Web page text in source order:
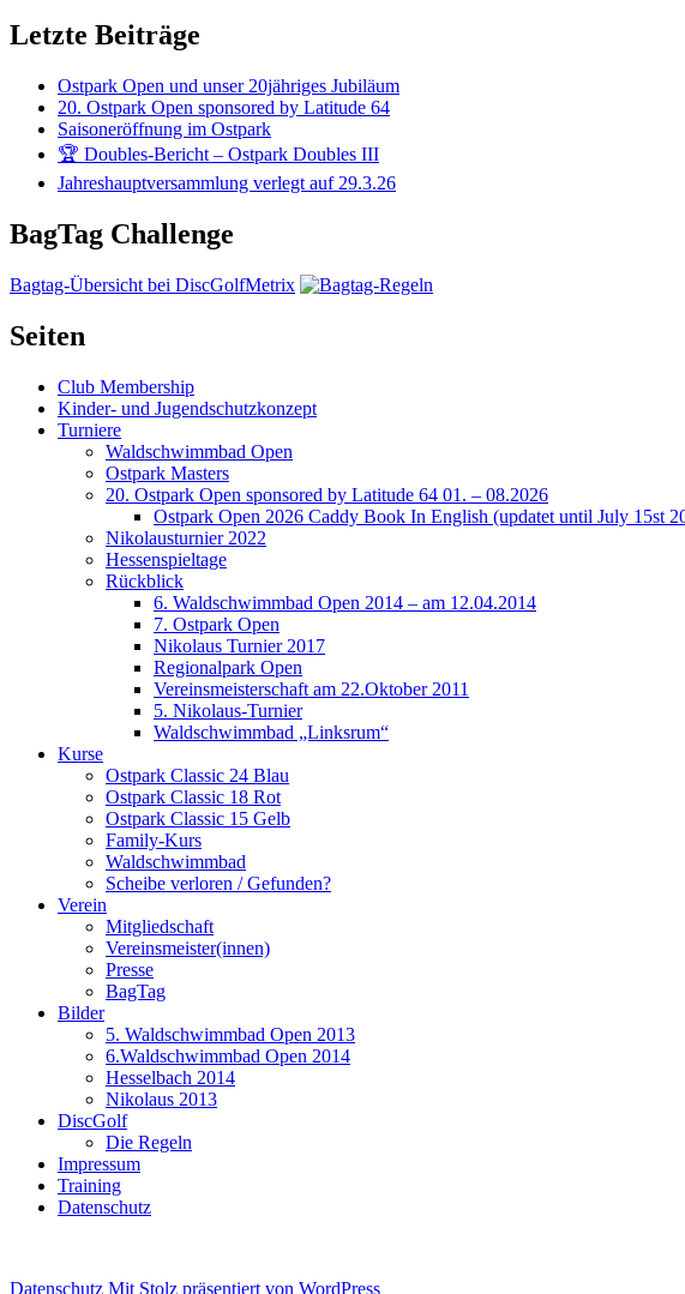
Letzte Beiträge
Ostpark Open und unser 20jähriges Jubiläum
20. Ostpark Open sponsored by Latitude 64
Saisoneröffnung im Ostpark
🏆 Doubles-Bericht – Ostpark Doubles III
Jahreshauptversammlung verlegt auf 29.3.26
BagTag Challenge
Bagtag-Übersicht bei DiscGolfMetrix
Seiten
Club Membership
Kinder- und Jugendschutzkonzept
Turniere
Waldschwimmbad Open
Ostpark Masters
20. Ostpark Open sponsored by Latitude 64 01. – 08.2026
Ostpark Open 2026 Caddy Book In English (updatet until July 15st
Nikolausturnier 2022
Hessenspieltage
Rückblick
6. Waldschwimmbad Open 2014 – am 12.04.2014
7. Ostpark Open
Nikolaus Turnier 2017
Regionalpark Open
Vereinsmeisterschaft am 22.Oktober 2011
5. Nikolaus-Turnier
Waldschwimmbad „Linksrum“
Kurse
Ostpark Classic 24 Blau
Ostpark Classic 18 Rot
Ostpark Classic 15 Gelb
Family-Kurs
Waldschwimmbad
Scheibe verloren / Gefunden?
Verein
Mitgliedschaft
Vereinsmeister(innen)
Presse
BagTag
Bilder
5. Waldschwimmbad Open 2013
6.Waldschwimmbad Open 2014
Hesselbach 2014
Nikolaus 2013
DiscGolf
Die Regeln
Impressum
Training
Datenschutz
Datenschutz Mit Stolz präsentiert von WordPress